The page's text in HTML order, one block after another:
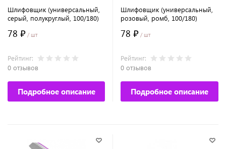
Шлифовщик (универсальный,
серый, полукруглый, 100/180)
78 ₽ / шт
Рейтинг:
0 отзывов
Подробное описание
Шлифовщик (универсальный,
розовый, ромб, 100/180)
78 ₽ / шт
Рейтинг:
0 отзывов
Подробное описание